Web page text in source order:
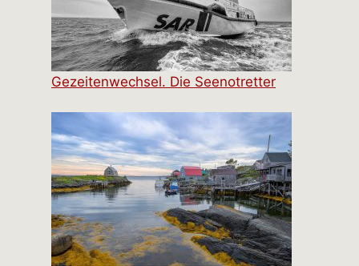
Gezeitenwechsel. Die Seenotretter